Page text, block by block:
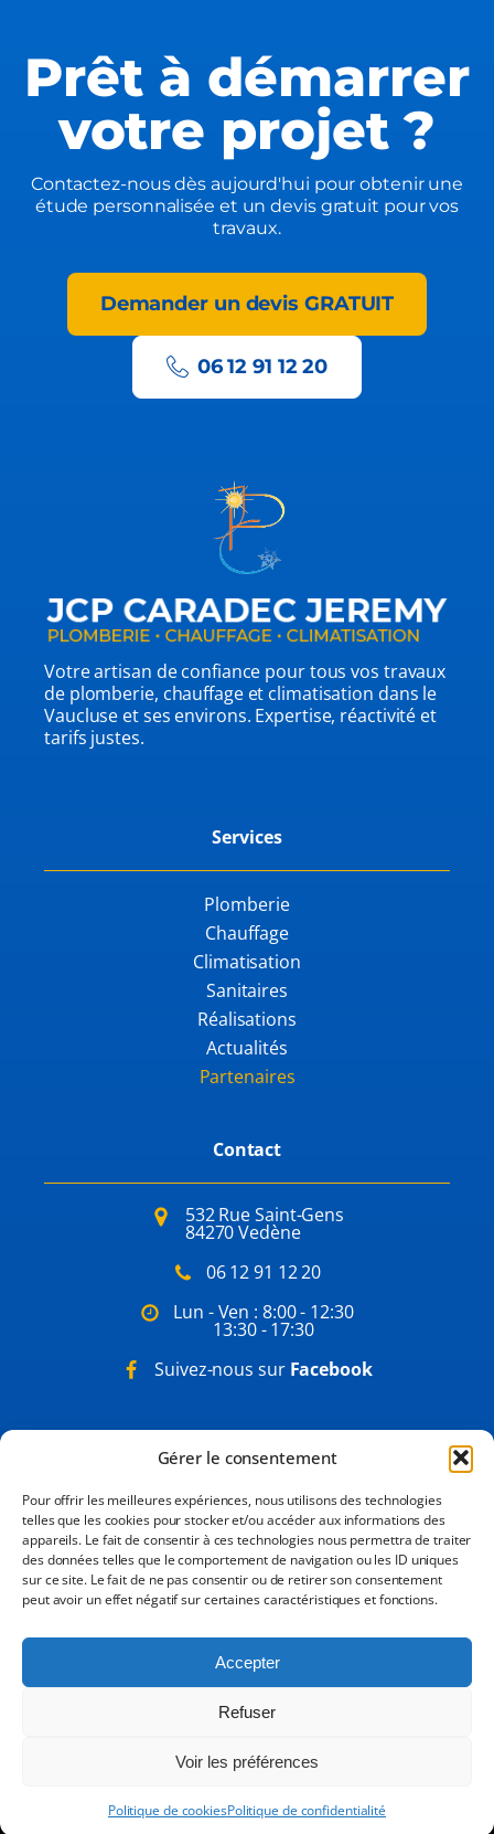
Gérer le consentement
Pour offrir les meilleures expériences, nous utilisons des technologies
telles que les cookies pour stocker et/ou accéder aux informations des
appareils. Le fait de consentir à ces technologies nous permettra de traiter
des données telles que le comportement de navigation ou les ID uniques
sur ce site. Le fait de ne pas consentir ou de retirer son consentement
peut avoir un effet négatif sur certaines caractéristiques et fonctions.
Accepter
Refuser
Voir les préférences
Politique de cookiesPolitique de confidentialité
Prêt à démarrer
votre projet ?
Contactez-nous dès aujourd'hui pour obtenir une
étude personnalisée et un devis gratuit pour vos
travaux.
Demander un devis GRATUIT
06 12 91 12 20
Votre artisan de confiance pour tous vos travaux
de plomberie, chauffage et climatisation dans le
Vaucluse et ses environs. Expertise, réactivité et
tarifs justes.
Services
Plomberie
Chauffage
Climatisation
Sanitaires
Réalisations
Actualités
Partenaires
Contact
532 Rue Saint-Gens
84270 Vedène
06 12 91 12 20
Lun - Ven : 8:00 - 12:30
13:30 - 17:30
Suivez-nous sur Facebook
Nos Certifications
-Données personnelles-Sitemap- Site réalisé par